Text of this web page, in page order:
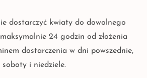
dostarczyć kwiaty do dowolnego
24 godzin od złożenia
dostarczenia w dni powszednie,
soboty i niedziele.